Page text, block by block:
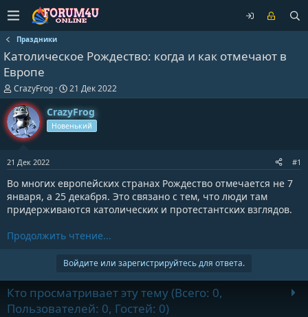
Праздники
Католическое Рождество: когда и как отмечают в
Европе
А
в
т
о
р
т
м
CrazyFrog
Д
а
т
а
н
а
21 Дек 2022
CrazyFrog
Новенький
21 Дек 2022 #1
Во многих европейских странах Рождество отмечается не 7
января, а 25 декабря. Это связано с тем, что люди там
придерживаются католических и протестантских взглядов.
Продолжить чтение...
Войдите или зарегистрируйтесь для ответа.
Кто просматривает эту тему (Всего: 0,
Пользователей: 0, Гостей: 0)